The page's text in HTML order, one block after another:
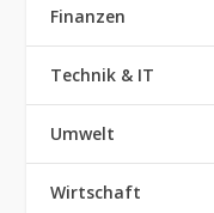
Finanzen
Technik & IT
Umwelt
Wirtschaft